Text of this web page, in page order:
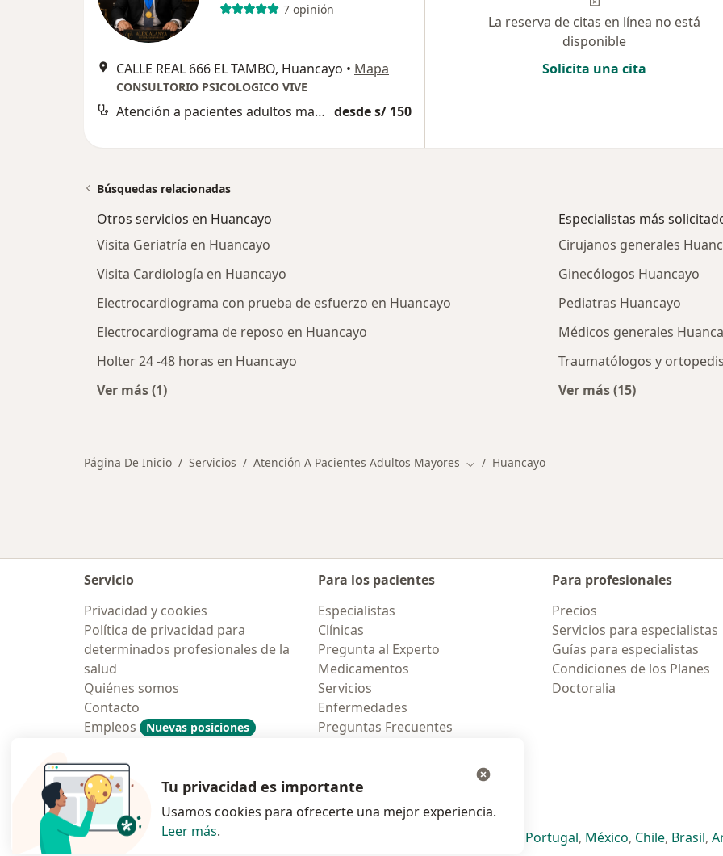
7 opinión
CALLE REAL 666 EL TAMBO, Huancayo • Mapa
CONSULTORIO PSICOLOGICO VIVE
Atención a pacientes adultos mayores desde s/ 150
La reserva de citas en línea no está
disponible
Solicita una cita
Búsquedas relacionadas
Otros servicios en Huancayo
Visita Geriatría en Huancayo
Visita Cardiología en Huancayo
Electrocardiograma con prueba de esfuerzo en Huancayo
Electrocardiograma de reposo en Huancayo
Holter 24 -48 horas en Huancayo
Ver más (1)
Especialistas más
Cirujanos generales
Ginecólogos Huancayo
Pediatras Huancayo
Médicos generales
Traumatólogos y
Ver más (15)
Página De Inicio Servicios Atención A Pacientes Adultos Mayores Cambiar de ciudad
Huancayo
Servicio
Privacidad y cookies
Política de privacidad para
determinados profesionales de la
salud
Quiénes somos
Contacto
Empleos
Nuevas posiciones
Contratación
Para los pacientes
Especialistas
Clínicas
Pregunta al Experto
Medicamentos
Servicios
Enfermedades
Preguntas Frecuentes
Para profesionales
Precios
Servicios para especialistas
Guías para especialistas
Condiciones de los Planes
Doctoralia
Polska se abre en una nueva pestaña
se abre en una nueva pestaña
se abre en una nueva pestaña
se abre en una nueva pestaña
Portugalse abre en una nueva
, Méxicose abre en una
, Chilese abre
, Brasilse
,
Tu privacidad es importante
Usamos cookies para ofrecerte una mejor experiencia.
Leer más.